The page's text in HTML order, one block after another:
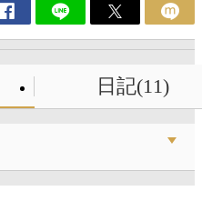
日記(11)